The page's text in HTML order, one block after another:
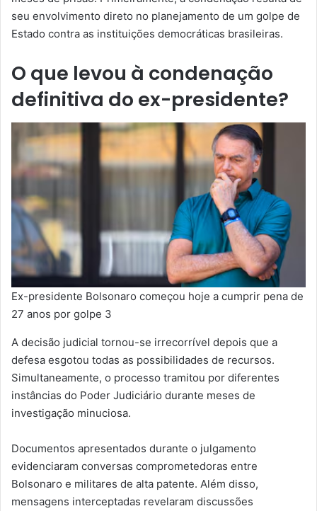
seu envolvimento direto no planejamento de um golpe de
Estado contra as instituições democráticas brasileiras.
O que levou à condenação
definitiva do ex-presidente?
Ex-presidente Bolsonaro começou hoje a cumprir pena de
27 anos por golpe 3
A decisão judicial tornou-se irrecorrível depois que a
defesa esgotou todas as possibilidades de recursos.
Simultaneamente, o processo tramitou por diferentes
instâncias do Poder Judiciário durante meses de
investigação minuciosa.
Documentos apresentados durante o julgamento
evidenciaram conversas comprometedoras entre
Bolsonaro e militares de alta patente. Além disso,
mensagens interceptadas revelaram discussões